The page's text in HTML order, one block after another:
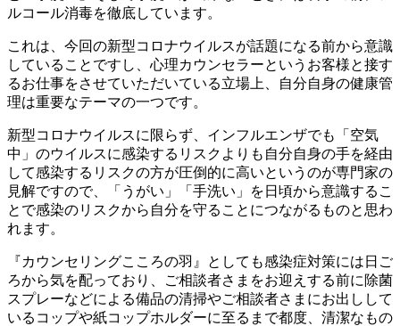
ルコール消毒を徹底しています。
これは、今回の新型コロナウイルスが話題になる前から意識
していることですし、心理カウンセラーというお客様と接す
るお仕事をさせていただいている立場上、自分自身の健康管
理は重要なテーマの一つです。
新型コロナウイルスに限らず、インフルエンザでも「空気
中」のウイルスに感染するリスクよりも自分自身の手を経由
して感染するリスクの方が圧倒的に高いというのが専門家の
見解ですので、「うがい」「手洗い」を日頃から意識するこ
とで感染のリスクから自分を守ることにつながるものと思わ
れます。
『カウンセリングこころの羽』としても感染症対策には日ご
ろから気を配っており、ご相談者さまをお迎えする前に除菌
スプレーなどによる備品の清掃やご相談者さまにお出しして
いるコップや紙コップホルダーに至るまで都度、清潔なもの